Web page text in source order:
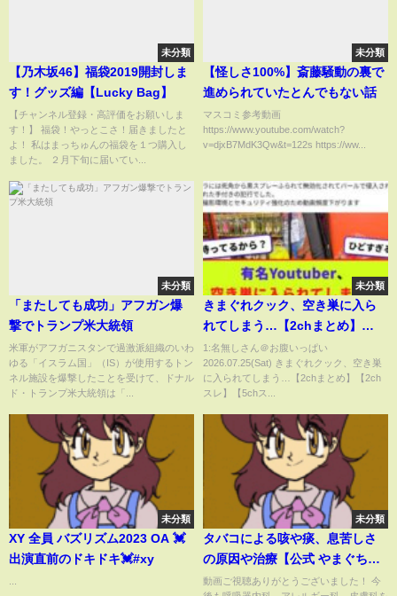
未分類
【乃木坂46】福袋2019開封しま
す！グッズ編【Lucky Bag】
【チャンネル登録・高評価をお願いしま
す！】 福袋！やっとこさ！届きましたと
よ！ 私はまっちゅんの福袋を１つ購入し
ました。 ２月下旬に届いてい...
未分類
【怪しさ100%】斎藤騒動の裏で
進められていたとんでもない話
マスコミ参考動画
https://www.youtube.com/watch?
v=djxB7MdK3Qw&t=122s https://ww...
未分類
「またしても成功」アフガン爆
撃でトランプ米大統領
米軍がアフガニスタンで過激派組織のいわ
ゆる「イスラム国」（IS）が使用するトン
ネル施設を爆撃したことを受けて、ドナル
ド・トランプ米大統領は「...
未分類
きまぐれクック、空き巣に入ら
れてしまう…【2chまとめ】
【2chスレ】【5chスレ】
1:名無しさん＠お腹いっぱい
2026.07.25(Sat) きまぐれクック、空き巣
に入られてしまう…【2chまとめ】【2ch
スレ】【5chス...
未分類
XY 全員 バズリズム2023 OA 💓
出演直前のドキドキ💓#xy
未分類
タバコによる咳や痰、息苦しさ
の原因や治療【公式 やまぐち呼
吸器内科・皮膚科クリニック】
動画ご視聴ありがとうございました！ 今